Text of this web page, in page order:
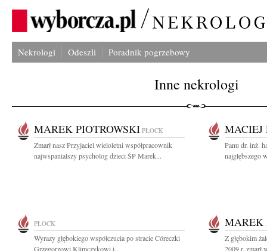
Nekrologi Odeszli Poradnik pogrzebowy
Inne nekrologi
MAREK PIOTROWSKI PŁOCK
Zmarł nasz Przyjaciel wieloletni współpracownik
najwspanialszy psycholog dzieci ŚP Marek...
MACIEJ
Panu dr. inż.
najgłębszego
PŁOCK
Wyrazy głębokiego współczucia po stracie Córeczki
Grzegorzowi Klimczykowi i...
MAREK
Z głębokim
2009 r. zmarł